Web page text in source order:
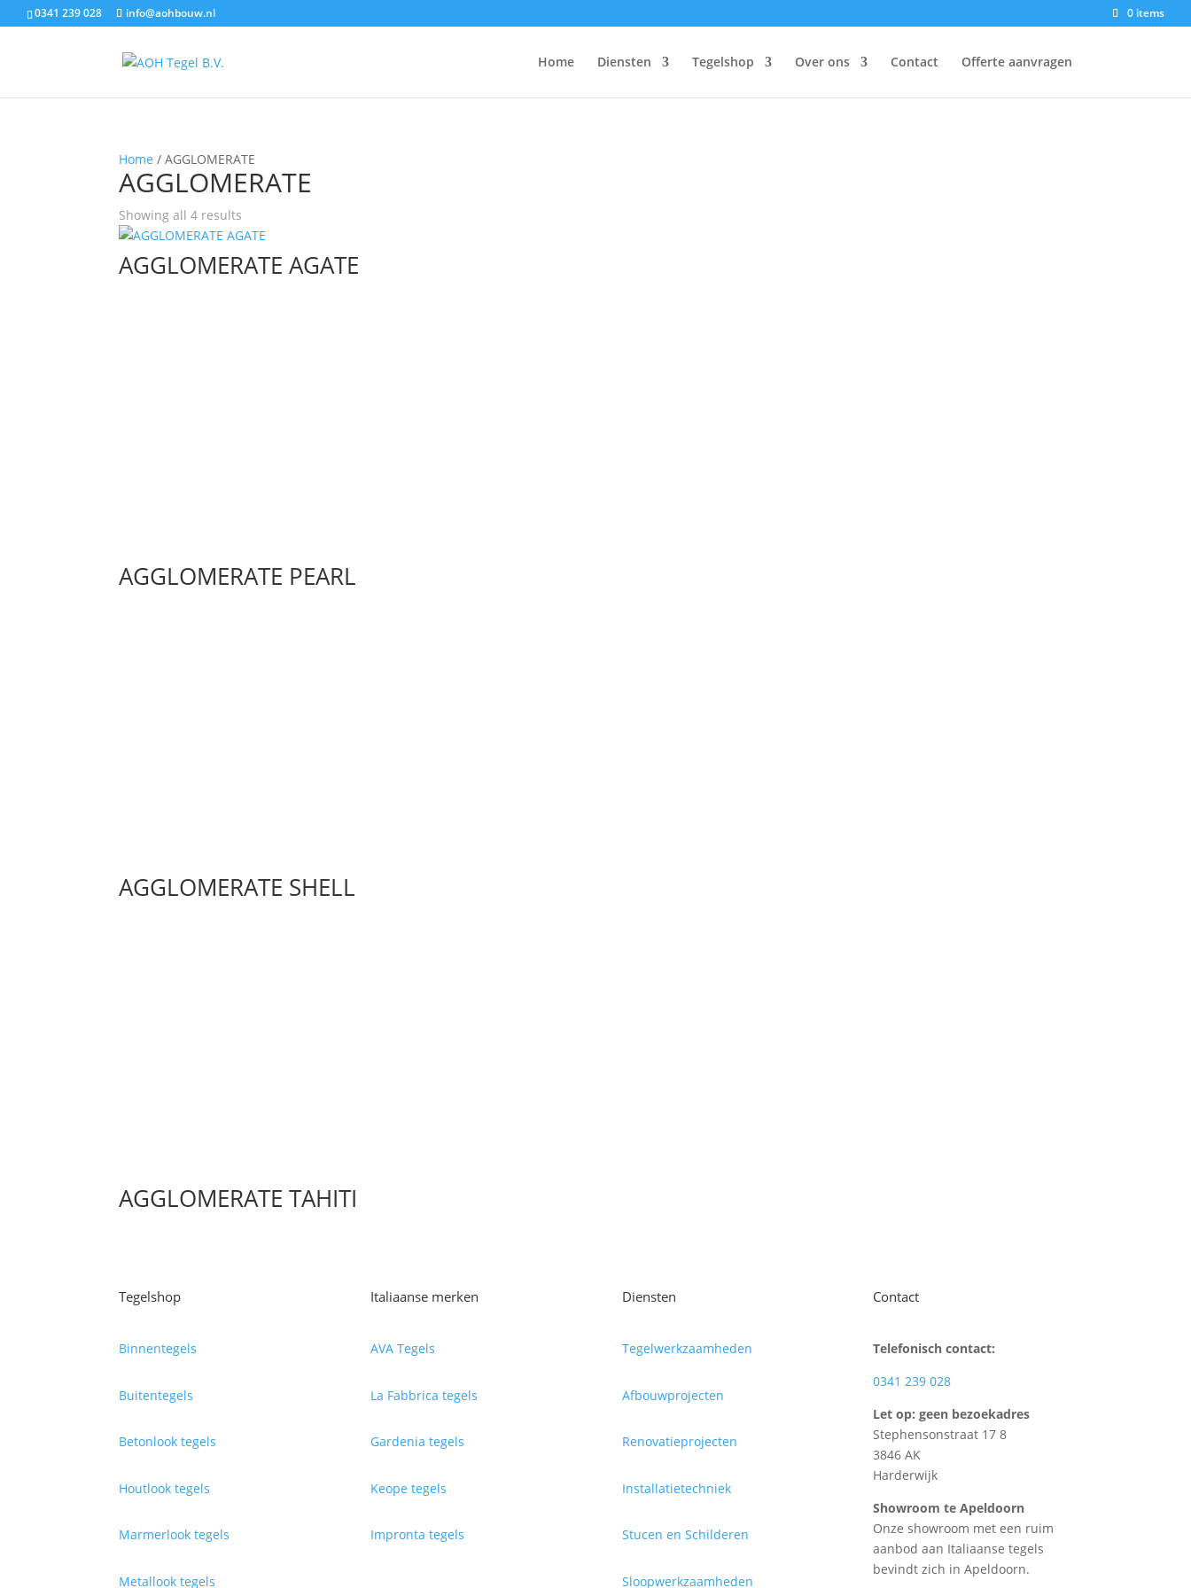
0341 239 028 info@aohbouw.nl 0 items
Home Diensten Tegelshop Over ons Contact Offerte aanvragen
Home / AGGLOMERATE
AGGLOMERATE
Showing all 4 results
AGGLOMERATE AGATE
AGGLOMERATE PEARL
AGGLOMERATE SHELL
AGGLOMERATE TAHITI
Tegelshop
Binnentegels
Buitentegels
Betonlook tegels
Houtlook tegels
Marmerlook tegels
Metallook tegels
Italiaanse merken
AVA Tegels
La Fabbrica tegels
Gardenia tegels
Keope tegels
Impronta tegels
Diensten
Tegelwerkzaamheden
Afbouwprojecten
Renovatieprojecten
Installatietechniek
Stucen en Schilderen
Sloopwerkzaamheden
Contact
Telefonisch contact:
0341 239 028
Let op: geen bezoekadres
Stephensonstraat 17 8
3846 AK
Harderwijk
Showroom te Apeldoorn
Onze showroom met een ruim
aanbod aan Italiaanse tegels
bevindt zich in Apeldoorn.